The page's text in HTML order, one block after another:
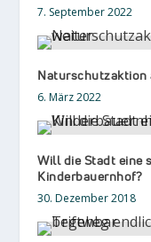
7. September 2022
Naturschutzaktion
6. März 2022
Will die Stadt eine
Kinderbauernhof?
30. Dezember 2018